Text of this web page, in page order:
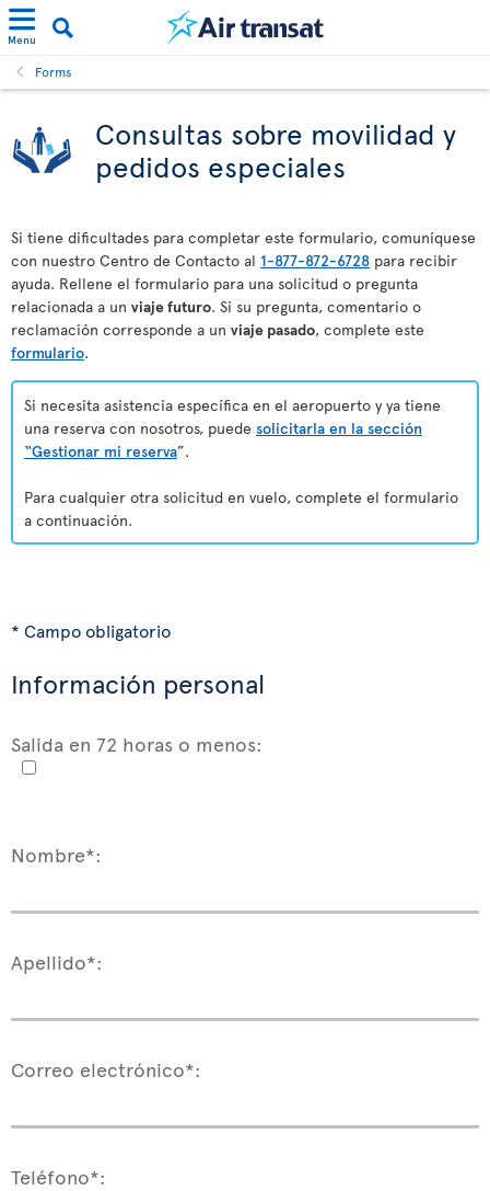
Menu
Forms
Consultas sobre movilidad y
pedidos especiales
Si tiene dificultades para completar este formulario, comuníquese
con nuestro Centro de Contacto al 1-877-872-6728 para recibir
ayuda. Rellene el formulario para una solicitud o pregunta
relacionada a un viaje futuro. Si su pregunta, comentario o
reclamación corresponde a un viaje pasado, complete este
formulario.
Si necesita asistencia específica en el aeropuerto y ya tiene
una reserva con nosotros, puede solicitarla en la sección
“Gestionar mi reserva”.
Para cualquier otra solicitud en vuelo, complete el formulario
a continuación.
* Campo obligatorio
Información personal
Salida en 72 horas o menos:
Nombre*:
Apellido*:
Correo electrónico*:
Teléfono*: